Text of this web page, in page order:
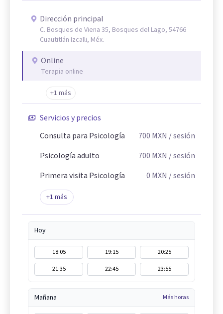
Dirección principal
C. Bosques de Viena 35, Bosques del Lago, 54766
Cuautitlán Izcalli, Méx.
Online
Terapia online
+1 más
Servicios y precios
Consulta para Psicología
700 MXN / sesión
Psicología adulto
700 MXN / sesión
Primera visita Psicología
0 MXN / sesión
+1 más
Hoy
18:05 19:15
20:25
21:35
22:45 23:55
Mañana Más horas